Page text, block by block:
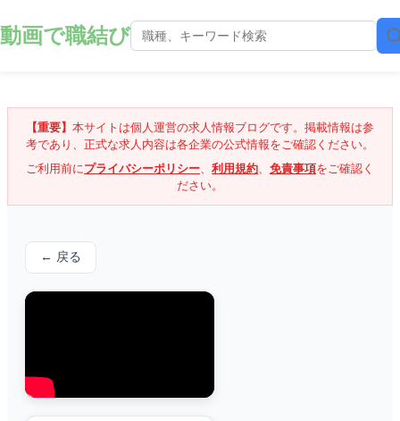
動画で職結び
【重要】 本サイトは個人運営の求人情報ブログです。掲載情報は参
考であり、正式な求人内容は各企業の公式情報をご確認ください。
ご利用前にプライバシーポリシー、 利用規約、 免責事項をご確認く
ださい。
← 戻る